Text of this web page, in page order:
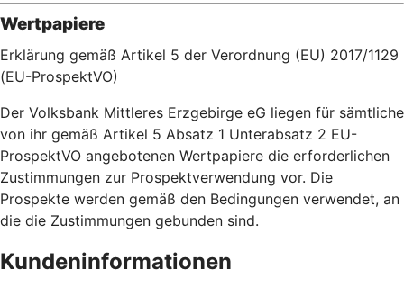
Wertpapiere
Erklärung gemäß Artikel 5 der Verordnung (EU) 2017/1129
(EU-ProspektVO)
Der Volksbank Mittleres Erzgebirge eG liegen für sämtliche
von ihr gemäß Artikel 5 Absatz 1 Unterabsatz 2 EU-
ProspektVO angebotenen Wertpapiere die erforderlichen
Zustimmungen zur Prospektverwendung vor. Die
Prospekte werden gemäß den Bedingungen verwendet, an
die die Zustimmungen gebunden sind.
Kundeninformationen